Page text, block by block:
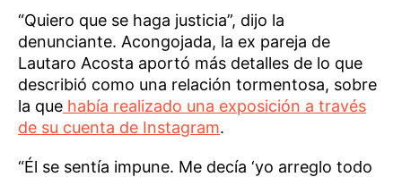
“Quiero que se haga justicia”, dijo la
denunciante. Acongojada, la ex pareja de
Lautaro Acosta aportó más detalles de lo que
describió como una relación tormentosa, sobre
la que había realizado una exposición a través
de su cuenta de Instagram.
“Él se sentía impune. Me decía ‘yo arreglo todo